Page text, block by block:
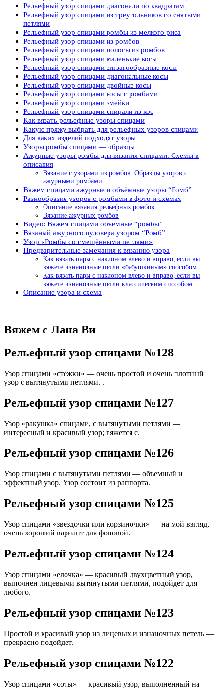
Рельефный узор спицами диагонали по квадратам
Рельефный узор спицами из треугольников со снятыми
петлями
Рельефный узор спицами ромбы из мелкого риса
Рельефный узор спицами из ромбов
Рельефный узор спицами полосы из ромбов
Рельефный узор спицами маленькие косы
Рельефный узор спицами зигзагообразные косы
Рельефный узор спицами диагональные косы
Рельефный узор спицами двойные косы
Рельефный узор спицами косы с ромбами
Рельефный узор спицами змейки
Рельефный узор спицами спирали из кос
Как вязать рельефные узоры спицами
Какую пряжу выбрать для рельефных узоров спицами
Для каких изделий подходят узоры
Узоры ромбы спицами — образцы
Ажурные узоры ромбы для вязания спицами. Схемы и
описания
Вязание с узорами из ромбов. Образцы узоров с
ажурными ромбами
Вяжем спицами ажурные и объёмные узоры “Ромб”
Разнообразие узоров с ромбами в фото и схемах
Описание вязания рельефных ромбов
Вязание ажурных ромбов
Видео: Вяжем спицами объёмные “ромбы”
Вязаный ажурного пуловера узором “Ромб”
Узор «Ромбы со смещёнными петлями»
Предварительные замечания к вязанию узора
Как вязать пары с наклоном влево и вправо, если вы
вяжете изнаночные петли «бабушкиным» способом
Как вязать пары с наклоном влево и вправо, если вы
вяжете изнаночные петли классическим способом
Описание узора и схема
Вяжем с Лана Ви
Рельефный узор спицами №128
Узор спицами «стежки» — очень простой и очень плотный
узор с вытянутыми петлями. .
Рельефный узор спицами №127
Узор «ракушка» спицами, с вытянутыми петлями —
интересный и красивый узор; вяжется с.
Рельефный узор спицами №126
Узор спицами с вытянутыми петлями — объемный и
эффектный узор. Узор состоит из раппорта.
Рельефный узор спицами №125
Узор спицами «звездочки или корзиночки» — на мой взгляд,
очень хороший вариант для фоновой.
Рельефный узор спицами №124
Узор спицами «елочка» — красивый двухцветный узор,
выполнен лицевыми вытянутыми петлями, подойдет для
любого.
Рельефный узор спицами №123
Простой и красивый узор из лицевых и изнаночных петель —
прекрасно подойдет.
Рельефный узор спицами №122
Узор спицами «соты» — красивый узор, выполненный на